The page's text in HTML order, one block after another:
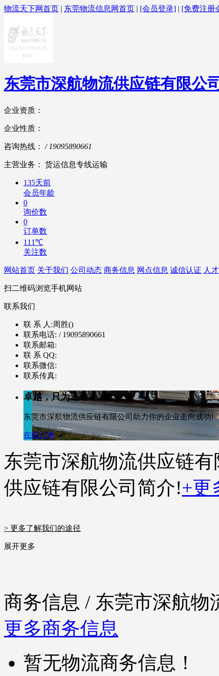
物流天下网首页 | 东莞物流信息网首页 | [会员登录] | [免费注册
东莞市深航物流供应链有限公
企业资质：
企业性质：
咨询热线： / 19095890661
主营业务： 货运信息专线运输
135天前
会员年龄
0
询价数
0
订单数
111℃
关注数
网站首页 关于我们 公司动态 商务信息 网点信息 诚信认证 人
扫二维码浏览手机网站
联系我们
联 系 人:周胜()
联系电话: / 19095890661
联系邮箱:
联 系 QQ:
联系微信:
联系传真:
卓越，只为送达
东莞市深航物流供应链有限公司助力你的企业走向成功!
在线订单
东莞市深航物流供应链
供应链有限公司简介!+更
> 更多了解我们的途径
展开更多
商务信息 / 东莞市深航物
更多商务信息
暂无物流商务信息！